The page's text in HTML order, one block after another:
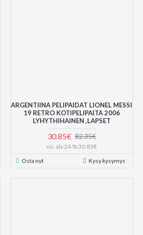
ARGENTIINA PELIPAIDAT LIONEL MESSI
19 RETRO KOTIPELIPAITA 2006
LYHYTHIHAINEN ,LAPSET
30.85€ 82.35€
sis. alv 24 %:30.85€
Osta nyt
Kysy kysymys